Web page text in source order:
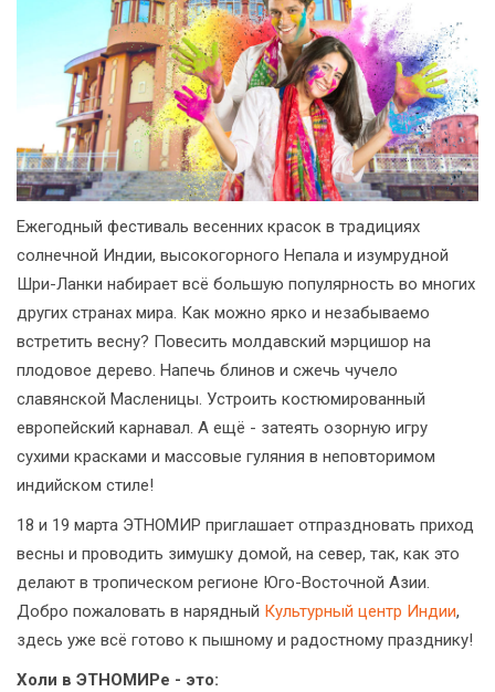
Ежегодный фестиваль весенних красок в традициях
солнечной Индии, высокогорного Непала и изумрудной
Шри-Ланки набирает всё большую популярность во многих
других странах мира. Как можно ярко и незабываемо
встретить весну? Повесить молдавский мэрцишор на
плодовое дерево. Напечь блинов и сжечь чучело
славянской Масленицы. Устроить костюмированный
европейский карнавал. А ещё - затеять озорную игру
сухими красками и массовые гуляния в неповторимом
индийском стиле!
18 и 19 марта ЭТНОМИР приглашает отпраздновать приход
весны и проводить зимушку домой, на север, так, как это
делают в тропическом регионе Юго-Восточной Азии.
Добро пожаловать в нарядный Культурный центр Индии,
здесь уже всё готово к пышному и радостному празднику!
Холи в ЭТНОМИРе - это: